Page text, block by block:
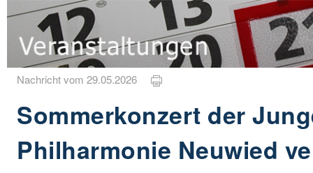
Nachricht vom 29.05.2026
Sommerkonzert der
Philharmonie Neuwied